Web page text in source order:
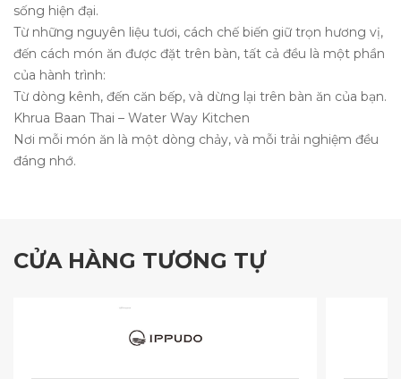
sống hiện đại.
Từ những nguyên liệu tươi, cách chế biến giữ trọn hương vị,
đến cách món ăn được đặt trên bàn, tất cả đều là một phần
của hành trình:
Từ dòng kênh, đến căn bếp, và dừng lại trên bàn ăn của bạn.
Khrua Baan Thai – Water Way Kitchen
Nơi mỗi món ăn là một dòng chảy, và mỗi trải nghiệm đều
đáng nhớ.
CỬA HÀNG TƯƠNG TỰ